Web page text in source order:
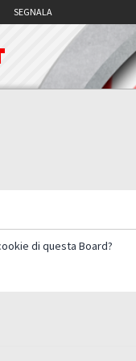
SEGNALA
di questa Board?